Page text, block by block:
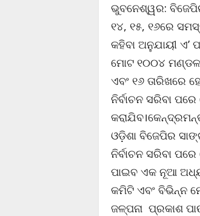
ଭୁବନେଶ୍ୱର:
୧୪, ୧୫, ୧୬ରେ
କହିବା ଅନୁଯାୟୀ
ମୋଟ ୧୦୦୪ ମଣ୍ଡଳ
ଏବଂ ୧୬ ତାରିଖରେ
ନିର୍ବାଚନ ସରିବା
ଓଡ଼ିଶା ବିଜେପିର
ନିର୍ବାଚନ ସରିବା
ପାଇବ ଏକ ନୂଆ
କମିଟି ଏବଂ ବିଭିନ୍ନ
ଜଳ୍ପନା ପ୍ରକାଶ